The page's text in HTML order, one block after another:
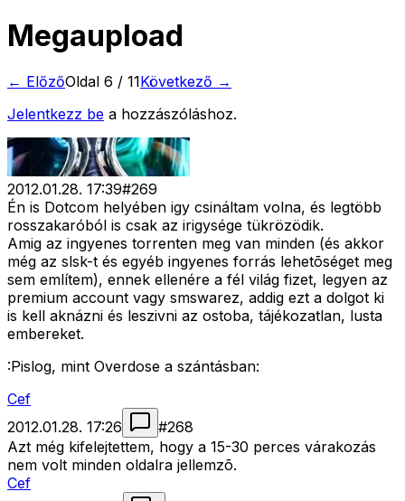
Megaupload
← ElőzőOldal 6 / 11Következő →
Jelentkezz be a hozzászóláshoz.
2012.01.28. 17:39#269
Én is Dotcom helyében igy csináltam volna, és legtöbb
rosszakaróból is csak az irigysége tükrözödik.
Amig az ingyenes torrenten meg van minden (és akkor
még az slsk-t és egyéb ingyenes forrás lehetõséget meg
sem említem), ennek ellenére a fél világ fizet, legyen az
premium account vagy smswarez, addig ezt a dolgot ki
is kell aknázni és leszivni az ostoba, tájékozatlan, lusta
embereket.
:Pislog, mint Overdose a szántásban:
Cef
2012.01.28. 17:26
#268
Azt még kifelejtettem, hogy a 15-30 perces várakozás
nem volt minden oldalra jellemzõ.
Cef